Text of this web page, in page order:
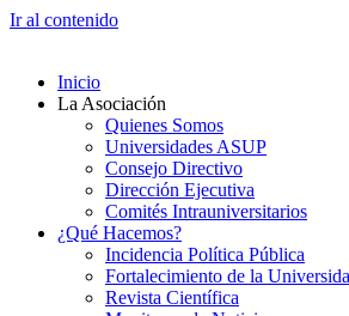
Ir al contenido
Inicio
La Asociación
Quienes Somos
Universidades ASUP
Consejo Directivo
Dirección Ejecutiva
Comités Intrauniversitarios
¿Qué Hacemos?
Incidencia Política Pública
Fortalecimiento de la
Revista Científica